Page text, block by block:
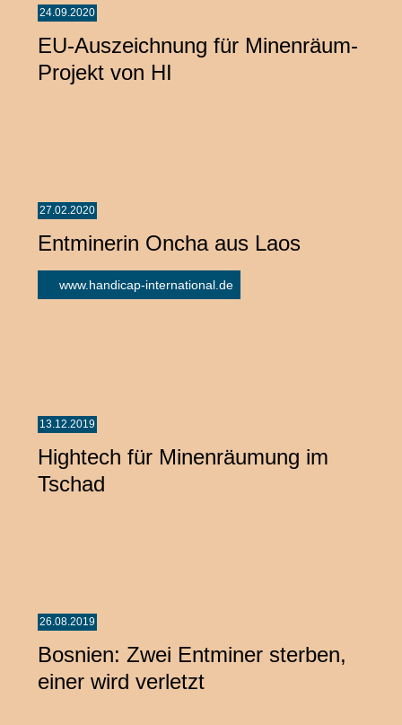
24.09.2020
EU-Auszeichnung für Minenräum-
Projekt von HI
27.02.2020
Entminerin Oncha aus Laos
www.handicap-international.de
13.12.2019
Hightech für Minenräumung im
Tschad
26.08.2019
Bosnien: Zwei Entminer sterben,
einer wird verletzt